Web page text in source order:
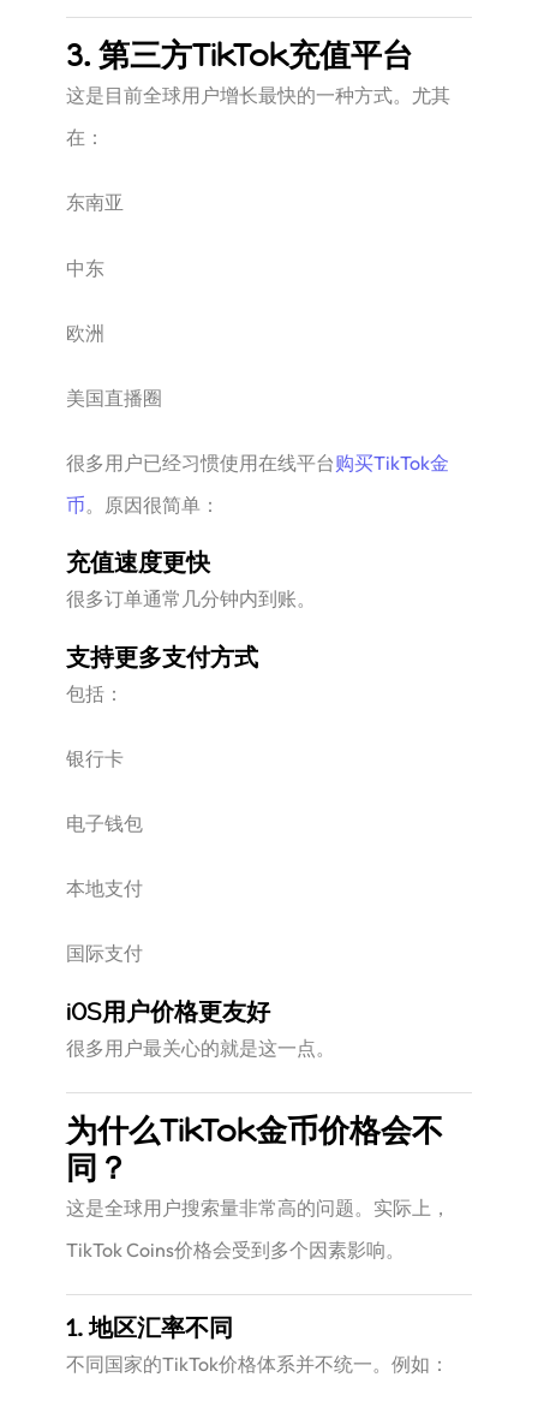
3. 第三方TikTok充值平台
这是目前全球用户增长最快的一种方式。尤其
在：
东南亚
中东
欧洲
美国直播圈
很多用户已经习惯使用在线平台购买TikTok金
币。原因很简单：
充值速度更快
很多订单通常几分钟内到账。
支持更多支付方式
包括：
银行卡
电子钱包
本地支付
国际支付
iOS用户价格更友好
很多用户最关心的就是这一点。
为什么TikTok金币价格会不
同？
这是全球用户搜索量非常高的问题。实际上，
TikTok Coins价格会受到多个因素影响。
1. 地区汇率不同
不同国家的TikTok价格体系并不统一。例如：